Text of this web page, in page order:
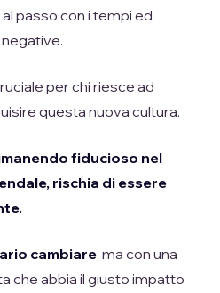
passo con i tempi ed
per chi riesce ad
questa nuova cultura.
fiducioso nel
rischia di essere
cambiare, ma con una
che abbia il giusto impatto